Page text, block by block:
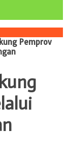
Pemprov